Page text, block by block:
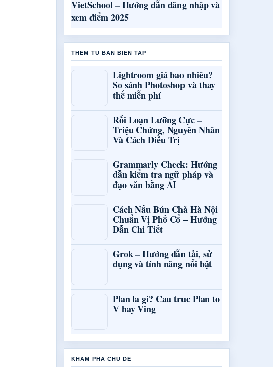
VietSchool – Hướng dẫn đăng nhập và
xem điểm 2025
THEM TU BAN BIEN TAP
Lightroom giá bao nhiêu?
So sánh Photoshop và thay
thế miễn phí
Rối Loạn Lưỡng Cực –
Triệu Chứng, Nguyên Nhân
Và Cách Điều Trị
Grammarly Check: Hướng
dẫn kiểm tra ngữ pháp và
đạo văn bằng AI
Cách Nấu Bún Chả Hà Nội
Chuẩn Vị Phố Cổ – Hướng
Dẫn Chi Tiết
Grok – Hướng dẫn tải, sử
dụng và tính năng nổi bật
Plan la gi? Cau truc Plan to
V hay Ving
KHAM PHA CHU DE